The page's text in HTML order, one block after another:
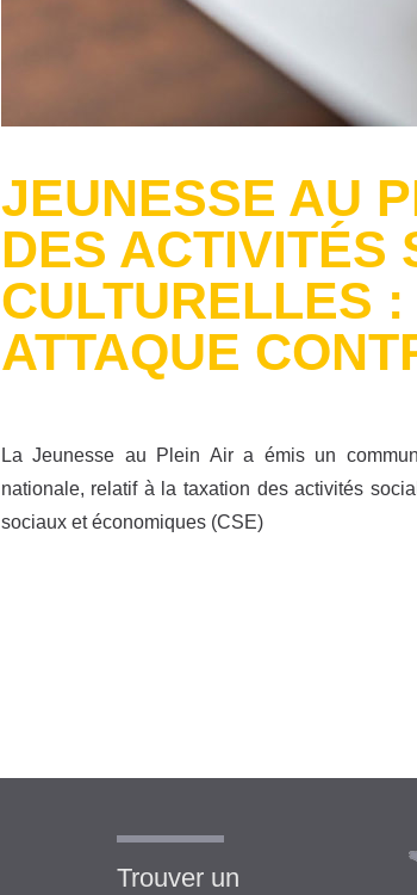
JEUNESSE AU
DES ACTIVITÉS
CULTURELLES
ATTAQUE
La Jeunesse au Plein Air a émis un
nationale, relatif à la taxation des activités
sociaux et économiques (CSE)
Trouver un